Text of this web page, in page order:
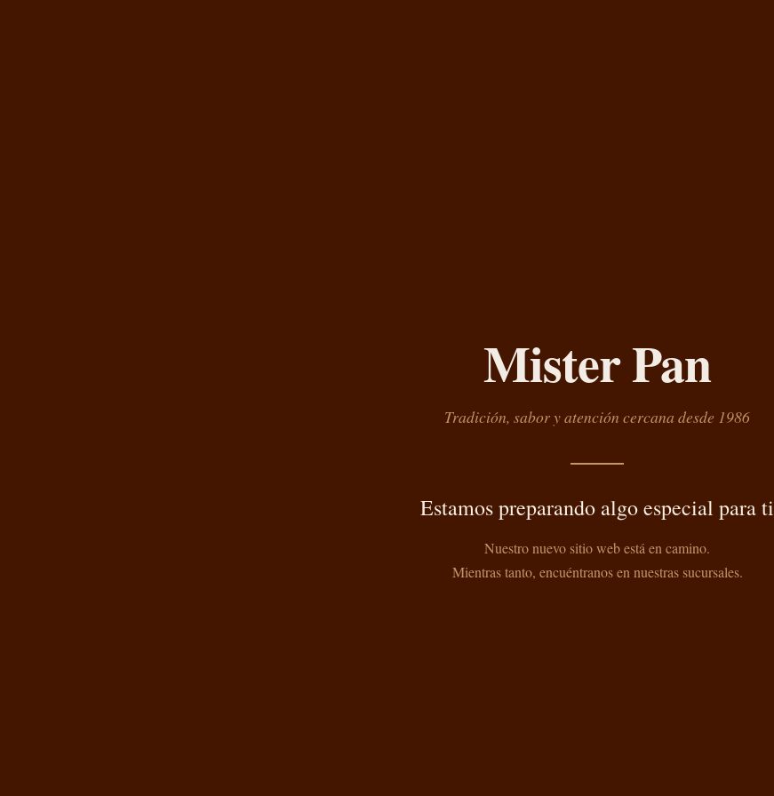
Mister Pan
Tradición, sabor y atención cercana desde 1986
Estamos preparando algo especial para ti
Nuestro nuevo sitio web está en camino.
Mientras tanto, encuéntranos en nuestras sucursales.